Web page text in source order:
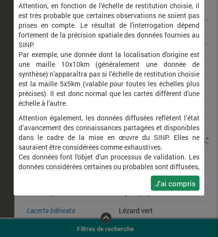
Nom latin Nom vernaculaire
Coenonympha oedippus
Fadet des Laîches (Le)
Heteropterus morpheus
Miroir (Le)
Anax imperator
Anax empereur (L')
Rana dalmatina
Libellula depressa
Libellule déprimée (La)
Orthetrum albistylum
Orthétrum à stylets blancs (L')
Coenagrion scitulum
Agrion mignon (L')
Azuré du Trèfle (L')
Lacerta bilineata
Lézard vert
Leste sauvage
Filtres de recherche
Attention, en fonction de l'échelle de restitution choisie, il
est très probable que certaines observations ne soient pas
prises en compte. Le résultat de l'interrogation dépend
fortement de la précision spatiale des données fournies au
SINP.
Par exemple, une donnée dont la localisation d'origine est
une maille 10x10km (généralement une donnée de
synthèse) n'apparaîtra pas si l'échelle de restitution choisie
est la maille 5x5km (valable pour toutes les échelles plus
précises). Il est donc normal que les cartes diffèrent d'une
échelle à l'autre.
Attention également, les données diffusées reflètent l’état
d’avancement des connaissances partagées et disponibles
dans le cadre de la mise en œuvre du SINP. Elles ne
sauraient être considérées comme exhaustives.
Ces données font l'objet d'un processus de validation. Les
données considérées certaines ou probables sont diffusées,
ainsi que celles pour lesquelles la méthode n'est pas
J'ai compris